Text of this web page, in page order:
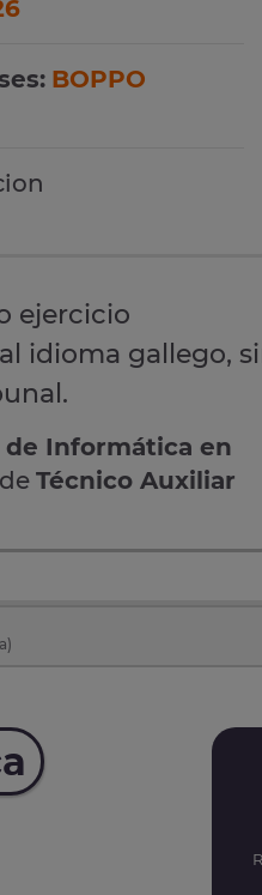
BOPPO
ejercicio
idioma gallego,
Informática en
Técnico Auxiliar